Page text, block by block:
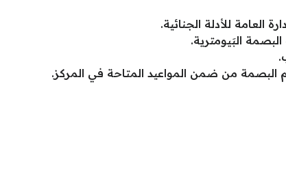
العامة للأدلة الجنائية.
البَيومترية.
البصمة من ضمن المواعيد المتاحة في المركز.